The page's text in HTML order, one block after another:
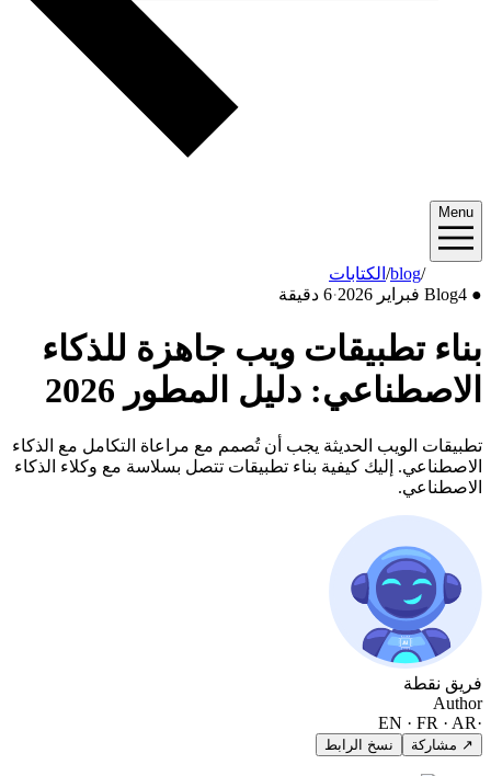
الكتابات
6 دقيقة
تطبيقات ويب جاهزة للذكاء
دليل المطور 2026
الويب الحديثة يجب أن تُصمم مع مراعاة التكامل مع الذكاء
إليك كيفية بناء تطبيقات تتصل بسلاسة مع وكلاء الذكاء
EN ·
نسخ الرابط